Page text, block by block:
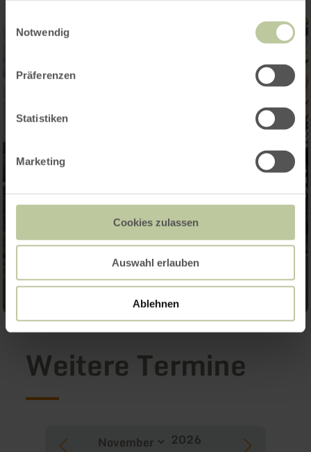
Notwendig
Präferenzen
Statistiken
Marketing
Cookies zulassen
Auswahl erlauben
Ablehnen
Weitere Termine